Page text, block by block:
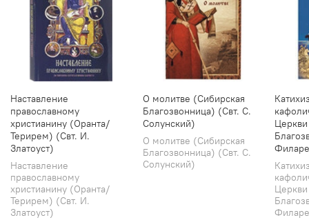
Наставление
православному
христианину (Оранта/
Терирем) (Свт. И.
Златоуст)
Наставление
православному
христианину (Оранта/
Терирем) (Свт. И.
Златоуст)
О молитве (Сибирская
Благозвонница) (Свт. С.
Солунский)
О молитве (Сибирская
Благозвонница) (Свт. С.
Солунский)